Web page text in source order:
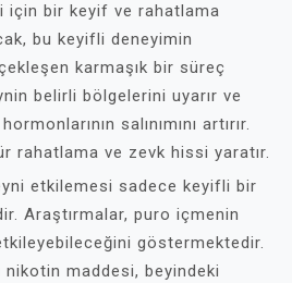
için bir keyif ve rahatlama
bu keyifli deneyimin
karmaşık bir süreç
belirli bölgelerini uyarır ve
salınımını artırır.
rahatlama ve zevk hissi yaratır.
etkilemesi sadece keyifli bir
Araştırmalar, puro içmenin
göstermektedir.
maddesi, beyindeki